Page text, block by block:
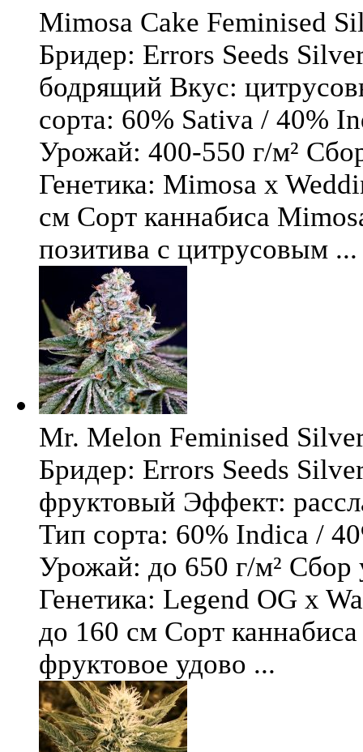
Mimosa Cake Feminised
Бридер: Errors Seeds
бодрящий Вкус:
сорта: 60% Sativa / 40%
Урожай: 400-550 г/м²
Генетика: Mimosa x
см Сорт каннабиса
позитива с цитрусовым ...
Mr. Melon Feminised
Бридер: Errors Seeds
фруктовый Эффект:
Тип сорта: 60% Indica /
Урожай: до 650 г/м² Сбор
Генетика: Legend OG x
до 160 см Сорт
фруктовое удово ...